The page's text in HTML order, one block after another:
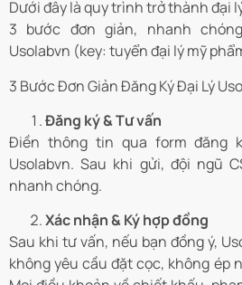
Dưới đây là quy trình trở thành đại
3 bước đơn giản, nhanh
Usolabvn (key: tuyển đại lý mỹ
3 Bước Đơn Giản Đăng Ký Đại Lý
Đăng ký & Tư vấn
Điền thông tin qua form đăng
Usolabvn. Sau khi gửi, đội ngũ
nhanh chóng.
Xác nhận & Ký hợp đồng
Sau khi tư vấn, nếu bạn đồng ý,
không yêu cầu đặt cọc, không ép